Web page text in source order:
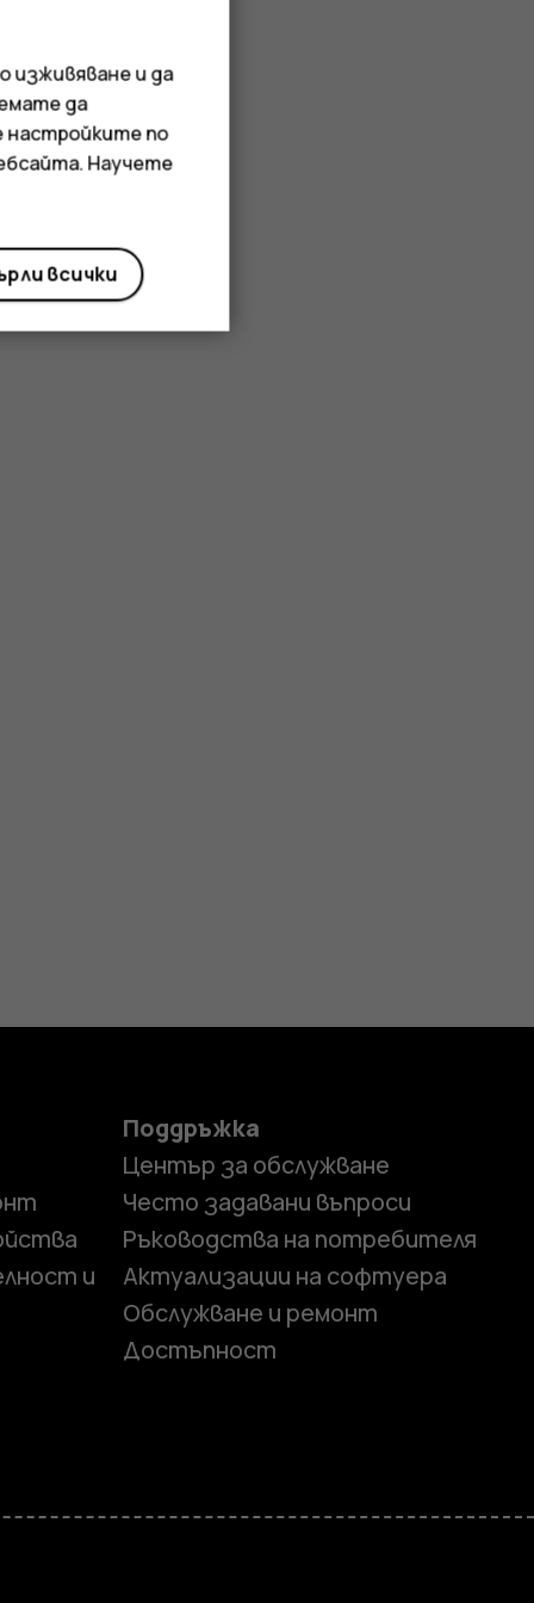
и
Поддръжка
Център за обслужване
Често задавани въпроси
Ръководства на потребителя
Актуализации на софтуера
Обслужване и ремонт
Достъпност
изживяване и да
да
настройките по
Научете
всички